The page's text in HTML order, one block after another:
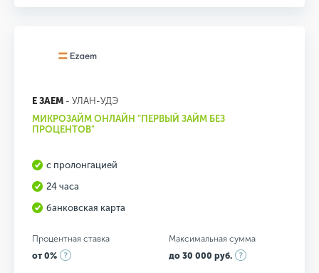
Е ЗАЕМ - УЛАН-УДЭ
МИКРОЗАЙМ ОНЛАЙН "ПЕРВЫЙ ЗАЙМ БЕЗ
ПРОЦЕНТОВ"
с пролонгацией
24 часа
банковская карта
Процентная ставка
от 0%
Максимальная сумма
до 30 000 руб.